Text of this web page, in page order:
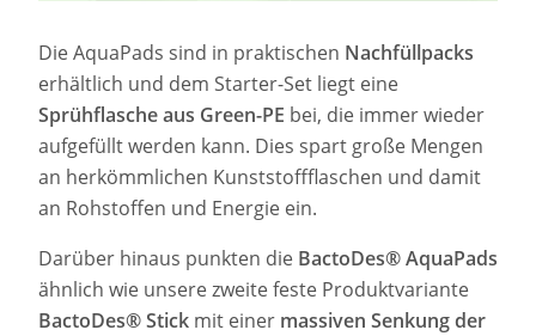
Die AquaPads sind in praktischen Nachfüllpacks
erhältlich und dem Starter-Set liegt eine
Sprühflasche aus Green-PE bei, die immer wieder
aufgefüllt werden kann. Dies spart große Mengen
an herkömmlichen Kunststoffflaschen und damit
an Rohstoffen und Energie ein.
Darüber hinaus punkten die BactoDes® AquaPads
ähnlich wie unsere zweite feste Produktvariante
BactoDes® Stick mit einer massiven Senkung der